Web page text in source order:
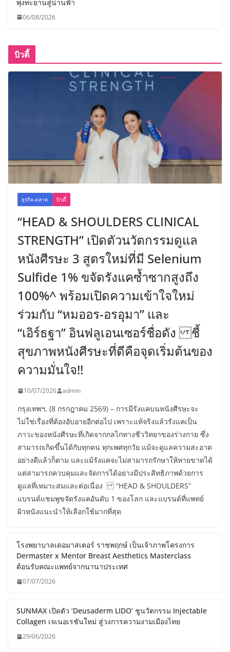
พุ่งทะยานสู่น่านฟ้า
06/08/2026
บิวตี้
ธุรกิจ-ตลาด บิวตี้
“HEAD & SHOULDERS CLINICAL
STRENGTH” เปิดตัวนวัตกรรมดูแล
หนังศีรษะ 3 สูตรใหม่ที่มี Selenium
Sulfide 1% ขจัดรังแคซ้ำซากสูงถึง
100%^ พร้อมเปิดความเข้าใจใหม่
ร่วมกับ “หมออร-อรอุมา” และ
“เอิร์ธฐา” อินฟลูเอนเซอร์ชื่อดัง ชี้
สุขภาพหนังศีรษะที่ดีคือจุดเริ่มต้นของ
ความมั่นใจ!!
10/07/2026 admin
กรุงเทพฯ, (8 กรกฎาคม 2569) – การมีรังแคบนหนังศีรษะจะ
ไม่ใช่เรื่องที่ต้องอับอายอีกต่อไป เพราะแท้จริงแล้วรังแคเป็น
ภาวะของหนังศีรษะที่เกิดจากกลไกทางชีววิทยาของร่างกาย ซึ่ง
สามารถเกิดขึ้นได้กับทุกคน ทุกเพศทุกวัย แม้จะดูแลความสะอาด
อย่างดีแล้วก็ตาม และแม้รังแคจะไม่สามารถรักษาให้หายขาดได้
แต่สามารถควบคุมและจัดการได้อย่างมีประสิทธิภาพด้วยการ
ดูแลที่เหมาะสมและต่อเนื่อง “HEAD & SHOULDERS”
แบรนด์แชมพูขจัดรังแคอันดับ 1 ของโลก และแบรนด์ที่แพทย์
ผิวหนังแนะนำให้เลือกใช้มากที่สุด
โรงพยาบาลเดอมาสเตอร์ ราชพฤกษ์ เป็นเจ้าภาพโครงการ
Dermaster x Mentor Breast Aesthetics Masterclass
ต้อนรับคณะแพทย์จากนานาประเทศ
07/07/2026
SUNMAX เปิดตัว ‘Deusaderm LIDO’ ชูนวัตกรรม Injectable
Collagen เจเนอเรชันใหม่ สู่วงการความงามเมืองไทย
29/06/2026